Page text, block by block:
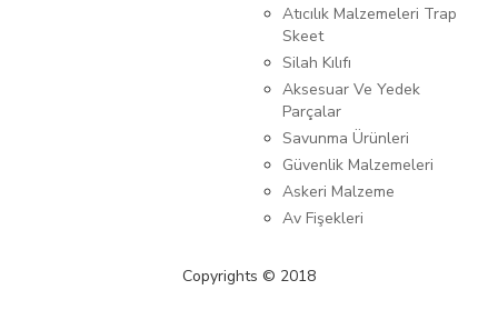
Atıcılık Malzemeleri Trap
Skeet
Silah Kılıfı
Aksesuar Ve Yedek
Parçalar
Savunma Ürünleri
Güvenlik Malzemeleri
Askeri Malzeme
Av Fişekleri
Copyrights © 2018